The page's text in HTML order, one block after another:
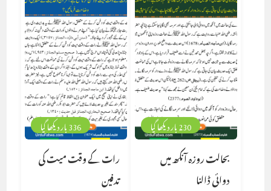
336 بار دیکھا گیا
رات کے وقت میت کی
تدفین
230 بار دیکھا گیا
بحالت روزہ آنکھ میں
دوائی ڈالنا